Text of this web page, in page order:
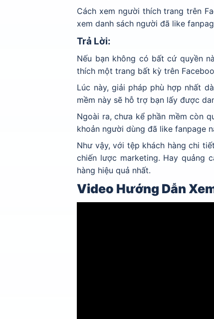
Cách xem người thích trang trên
xem danh sách người đã like
Trả Lời:
Nếu bạn không có bất cứ quyền
thích một trang bất kỳ trên
Lúc này, giải pháp phù hợp nhất
mềm này sẽ hỗ trợ bạn lấy được
Ngoài ra, chưa kể phần mềm còn
khoản người dùng đã like fanpage
Như vậy, với tệp khách hàng chi
chiến lược marketing. Hay quảng
hàng hiệu quả nhất.
Video Hướng Dẫn